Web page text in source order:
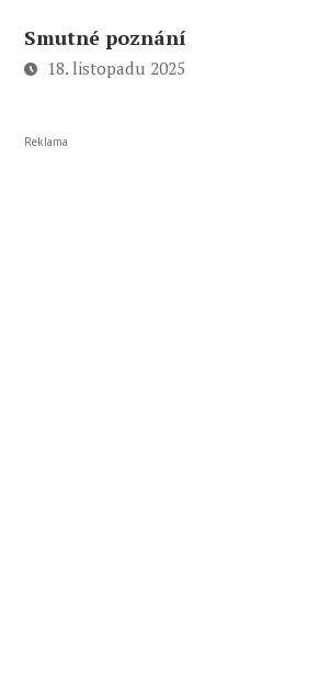
Smutné poznání
18. listopadu 2025
Reklama